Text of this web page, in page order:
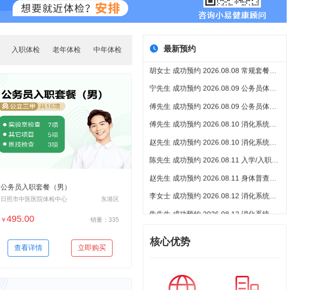
入职体检 老年体检 中年体检
＋加入对比
公务员入职套餐（男）
日照市中医医院体检中心 东港区
￥ 495.00 销量：335
查看详情 立即购买
最新预约
傅先生 成功预约 2026.08.09 公务员体检套餐
赵先生 成功预约 2026.08.10 消化系统疾病筛查
赵先生 成功预约 2026.08.11 身体普查B（男女通用）
朱先生 成功预约 2026.08.12 消化系统疾病筛查
核心优势